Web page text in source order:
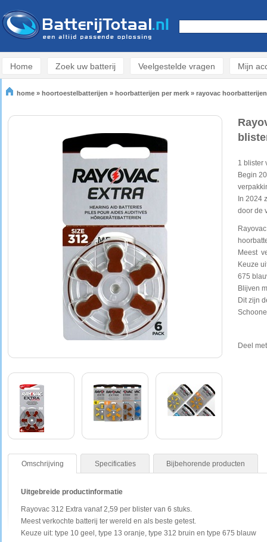
Home Zoek uw batterij Veelgestelde vragen Mijn
home » hoortoestelbatterijen » hoorbatterijen per merk » rayovac hoorbatterijen
1 blister
Begin
In 2024
door de
Meest
Keuze
675
Blijven
Dit zijn
Deel
Omschrijving Specificaties Bijbehorende producten
Uitgebreide productinformatie
Rayovac 312 Extra vanaf 2,59 per blister van 6 stuks.
Meest verkochte batterij ter wereld en als beste getest.
Keuze uit: type 10 geel, type 13 oranje, type 312 bruin en type 675 blauw